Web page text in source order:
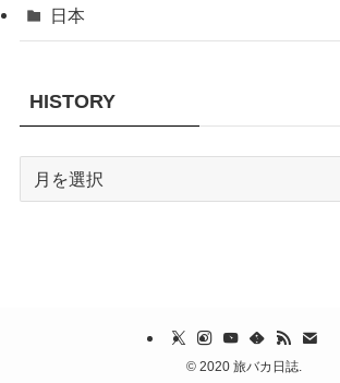
日本
HISTORY
HISTORY
© 2020 旅バカ日誌.